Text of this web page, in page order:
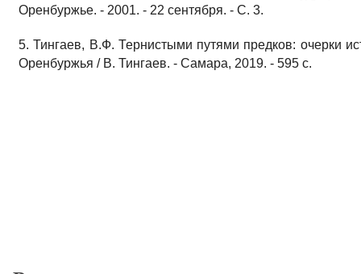
Оренбуржье. - 2001. - 22 сентября. - С. 3.
5. Тингаев, В.Ф. Тернистыми путями предков: очерки
Оренбуржья / В. Тингаев. - Самара, 2019. - 595 с.